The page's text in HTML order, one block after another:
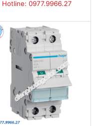
Hotline: 0977.9966.27